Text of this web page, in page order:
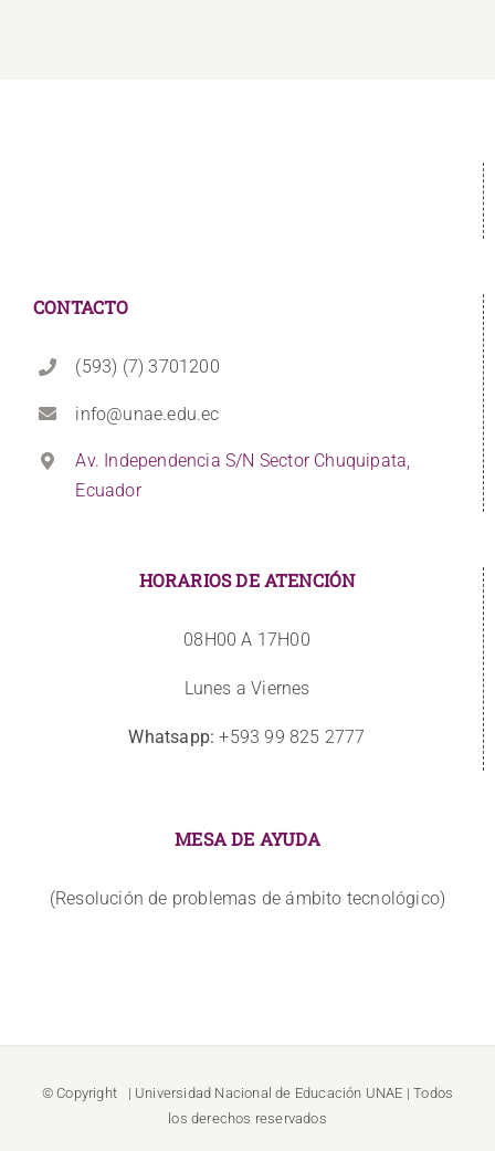
CONTACTO
(593) (7) 3701200
info@unae.edu.ec
Av. Independencia S/N Sector Chuquipata,
Ecuador
HORARIOS DE ATENCIÓN
08H00 A 17H00
Lunes a Viernes
Whatsapp: +593 99 825 2777
MESA DE AYUDA
(Resolución de problemas de ámbito tecnológico)
© Copyright | Universidad Nacional de Educación UNAE | Todos
los derechos reservados